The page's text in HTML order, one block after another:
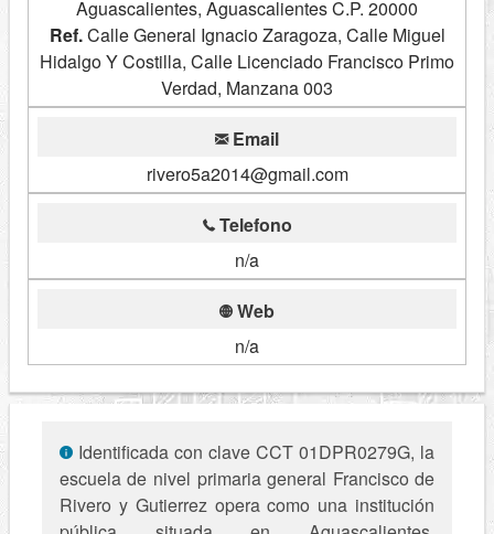
Aguascalientes, Aguascalientes C.P. 20000
Ref.Calle General Ignacio Zaragoza, Calle Miguel
Hidalgo Y Costilla, Calle Licenciado Francisco Primo
Verdad, Manzana 003
Email
rivero5a2014@gmail.com
Telefono
n/a
Web
n/a
Identificada con clave CCT 01DPR0279G, la
escuela de nivel primaria general Francisco de
Rivero y Gutierrez opera como una institución